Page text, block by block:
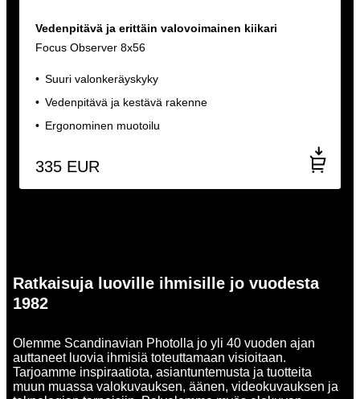
Vedenpitävä ja erittäin valovoimainen kiikari
Focus Observer 8x56
Suuri valonkeräyskyky
Vedenpitävä ja kestävä rakenne
Ergonominen muotoilu
335 EUR
Ratkaisuja luoville ihmisille jo vuodesta
1982
Olemme Scandinavian Photolla jo yli 40 vuoden ajan
auttaneet luovia ihmisiä toteuttamaan visioitaan.
Tarjoamme inspiraatiota, asiantuntemusta ja tuotteita
muun muassa valokuvauksen, äänen, videokuvauksen ja